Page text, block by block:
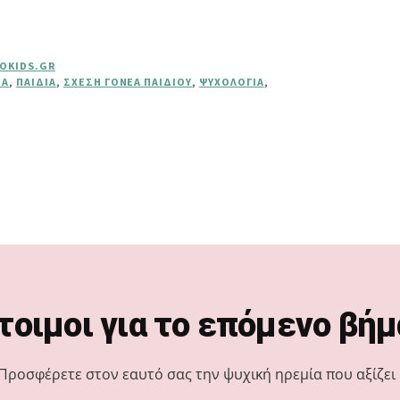
, ΠΑΙΔΙΆ, ΣΧΈΣΗ ΓΟΝΈΑ ΠΑΙΔΙΟΎ, ΨΥΧΟΛΟΓΊΑ,
για το επόμενο
στον εαυτό σας την ψυχική ηρεμία που αξίζει